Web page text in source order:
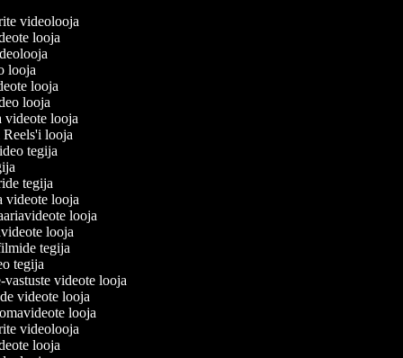
videolooja
looja
looja
looja
looja
videote looja
Reels'i looja
tegija
tegija
videote looja
looja
looja
tegija
tegija
vastuste videote looja
videote looja
looja
videolooja
looja